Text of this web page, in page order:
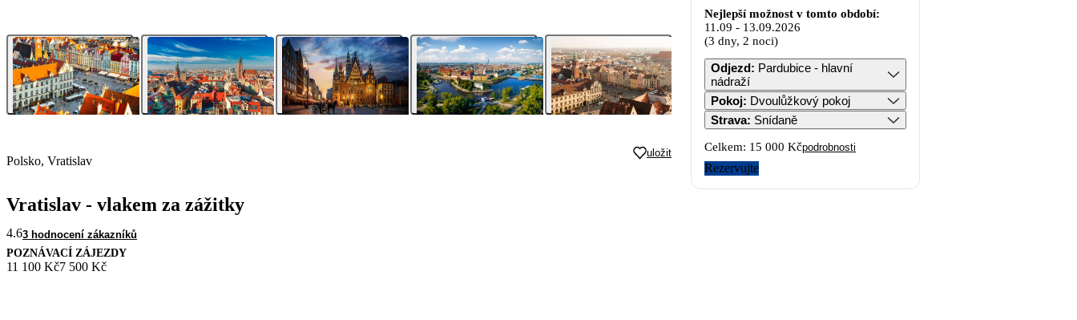
Polsko, Vratislav
uložit
Vratislav - vlakem za zážitky
4.63 hodnocení zákazníků
POZNÁVACÍ ZÁJEZDY
11 100 Kč7 500 Kč
Nejlepší možnost v tomto období:
11.09 - 13.09.2026
(3 dny, 2 noci)
Odjezd: Pardubice - hlavní
nádraží
Pokoj: Dvoulůžkový pokoj
Strava: Snídaně
Celkem: 15 000 Kčpodrobnosti
Rezervujte